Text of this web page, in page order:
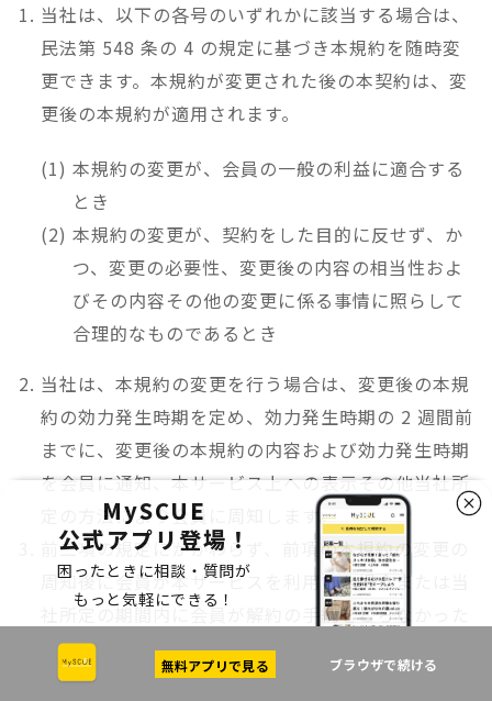
当社は、以下の各号のいずれかに該当する場合は、
民法第 548 条の 4 の規定に基づき本規約を随時変
更できます。本規約が変更された後の本契約は、変
更後の本規約が適用されます。
本規約の変更が、会員の一般の利益に適合する
とき
本規約の変更が、契約をした目的に反せず、か
つ、変更の必要性、変更後の内容の相当性およ
びその内容その他の変更に係る事情に照らして
合理的なものであるとき
当社は、本規約の変更を行う場合は、変更後の本規
約の効力発生時期を定め、効力発生時期の 2 週間前
までに、変更後の本規約の内容および効力発生時期
を会員に通知、本サービス上への表示その他当社所
定の方法により会員に周知します。
前二項の規定にかかわらず、前項の本規約の変更の
周知後に会員が本サービスを利用した場合または当
社所定の期間内に会員が解約の手続をとらなかった
場合、当該会員は本規約の変更に同意したものとし
ます。
MySCUE
公式アプリ登場！
困ったときに相談・質問が
もっと気軽にできる！
無料アプリで見る ブラウザで続ける